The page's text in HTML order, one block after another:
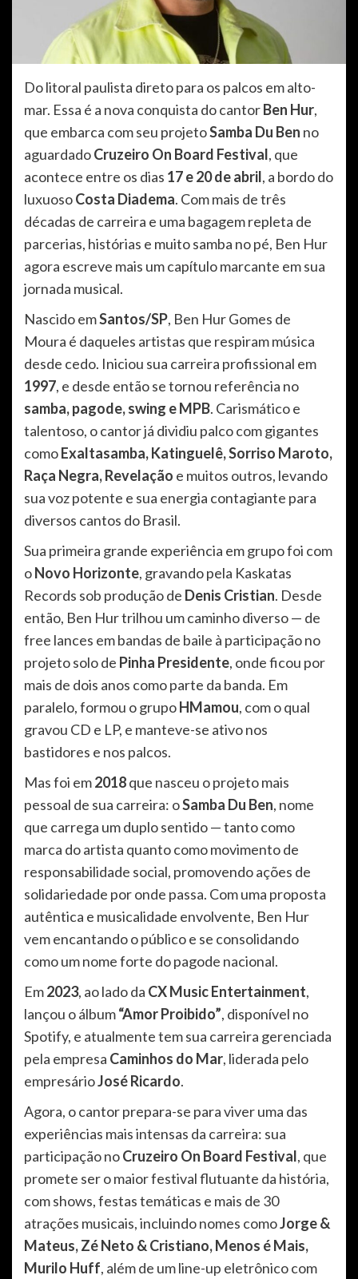
Do litoral paulista direto para os palcos em alto-
mar. Essa é a nova conquista do cantorBen Hur,
que embarca com seu projetoSamba Du Ben no
aguardadoCruzeiro On Board Festival, que
acontece entre os dias 17 e 20 de abril, a bordo do
luxuosoCosta Diadema. Com mais de três
décadas de carreira e uma bagagem repleta de
parcerias, histórias e muito samba no pé, Ben Hur
agora escreve mais um capítulo marcante em sua
jornada musical.
Nascido emSantos/SP, Ben Hur Gomes de
Moura é daqueles artistas que respiram música
desde cedo. Iniciou sua carreira profissional em
1997, e desde então se tornou referência no
samba, pagode, swing e MPB. Carismático e
talentoso, o cantor já dividiu palco com gigantes
comoExaltasamba, Katinguelê, Sorriso Maroto,
Raça Negra, Revelação e muitos outros, levando
sua voz potente e sua energia contagiante para
diversos cantos do Brasil.
Sua primeira grande experiência em grupo foi com
oNovo Horizonte, gravando pela Kaskatas
Records sob produção de Denis Cristian. Desde
então, Ben Hur trilhou um caminho diverso — de
free lances em bandas de baile à participação no
projeto solo de Pinha Presidente, onde ficou por
mais de dois anos como parte da banda. Em
paralelo, formou o grupoHMamou, com o qual
gravou CD e LP, e manteve-se ativo nos
bastidores e nos palcos.
Mas foi em2018que nasceu o projeto mais
pessoal de sua carreira: oSamba Du Ben, nome
que carrega um duplo sentido — tanto como
marca do artista quanto como movimento de
responsabilidade social, promovendo ações de
solidariedade por onde passa. Com uma proposta
autêntica e musicalidade envolvente, Ben Hur
vem encantando o público e se consolidando
como um nome forte do pagode nacional.
Em2023, ao lado da CX Music Entertainment,
lançou o álbum“Amor Proibido”, disponível no
Spotify, e atualmente tem sua carreira gerenciada
pela empresa Caminhos do Mar, liderada pelo
empresárioJosé Ricardo.
Agora, o cantor prepara-se para viver uma das
experiências mais intensas da carreira: sua
participação noCruzeiro On Board Festival, que
promete ser o maior festival flutuante da história,
com shows, festas temáticas e mais de 30
atrações musicais, incluindo nomes comoJorge &
Mateus, Zé Neto & Cristiano, Menos é Mais,
Murilo Huff, além de um line-up eletrônico com